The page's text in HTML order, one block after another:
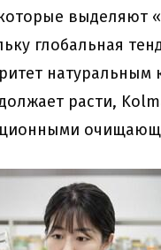
выделяют
глобальная
расти,